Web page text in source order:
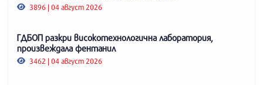
3896 | 04 август 2026
ГДБОП разкри високотехнологична лаборатория,
произвеждала фентанил
3462 | 04 август 2026